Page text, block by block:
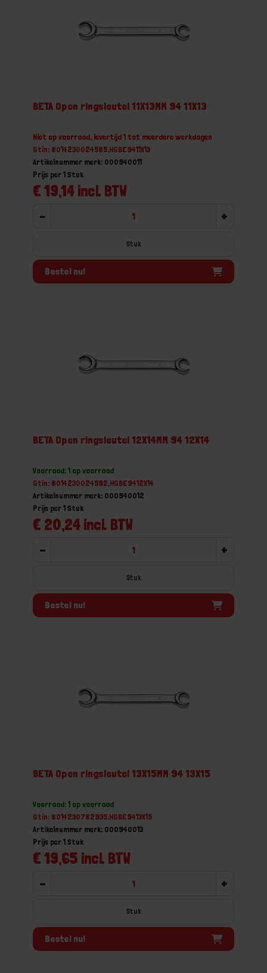
BETA Open ringsleutel 11X13MM 94 11X13
Niet op voorraad, levertijd 1 tot meerdere werkdagen
Gtin: 8014230024585,HGBE9411X13
Artikelnummer merk: 000940011
€ 19,14 incl. BTW
Prijs per 1 Stuk
- +
Stuk
Bestel nu!
BETA Open ringsleutel 12X14MM 94 12X14
Voorraad: 1 op voorraad
Gtin: 8014230024592,HGBE9412X14
Artikelnummer merk: 000940012
€ 20,24 incl. BTW
Prijs per 1 Stuk
- +
Stuk
Bestel nu!
BETA Open ringsleutel 13X15MM 94 13X15
Voorraad: 1 op voorraad
Gtin: 8014230782935,HGBE9413X15
Artikelnummer merk: 000940013
€ 19,65 incl. BTW
Prijs per 1 Stuk
- +
Stuk
Bestel nu!